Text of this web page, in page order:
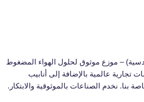
– موزع موثوق لحلول الهواء المضغوط
تجارية عالمية بالإضافة إلى أنابيب
بنا. نخدم الصناعات بالموثوقية والابتكار.